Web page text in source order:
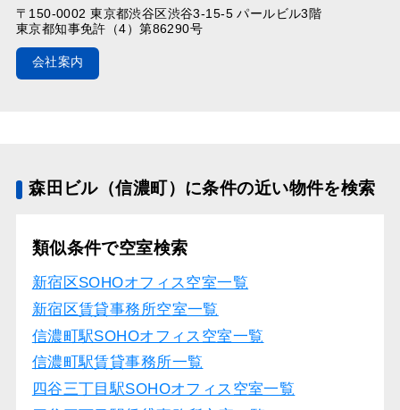
〒150-0002 東京都渋谷区渋谷3-15-5 パールビル3階
東京都知事免許（4）第86290号
会社案内
森田ビル（信濃町）に条件の近い物件を検索
類似条件で空室検索
新宿区SOHOオフィス空室一覧
新宿区賃貸事務所空室一覧
信濃町駅SOHOオフィス空室一覧
信濃町駅賃貸事務所一覧
四谷三丁目駅SOHOオフィス空室一覧